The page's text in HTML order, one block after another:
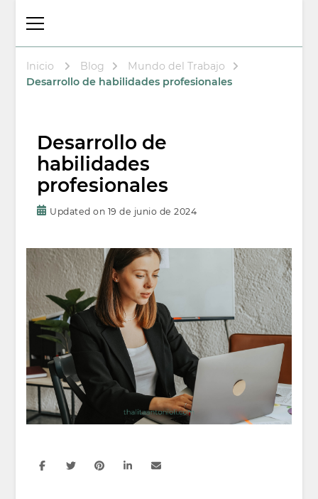
Laboral y
Psicoterapeuta
Inicio Blog
Mundo del Trabajo
Desarrollo de habilidades profesionales
Desarrollo de
habilidades
profesionales
Updated on 19 de junio de 2024